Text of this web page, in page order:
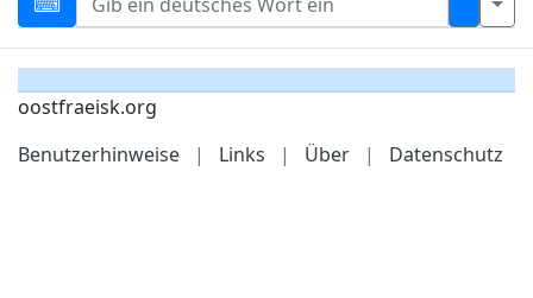
oostfraeisk.org
Benutzerhinweise
| Links | Über | Datenschutz